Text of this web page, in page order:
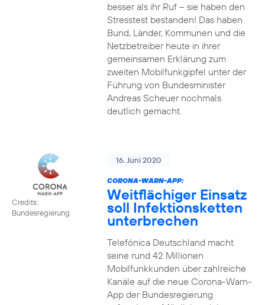
besser als ihr Ruf – sie haben den
Stresstest bestanden! Das haben
Bund, Länder, Kommunen und die
Netzbetreiber heute in ihrer
gemeinsamen Erklärung zum
zweiten Mobilfunkgipfel unter der
Führung von Bundesminister
Andreas Scheuer nochmals
deutlich gemacht.
Credits:
Bundesregierung
16. Juni 2020
CORONA-WARN-APP:
Weitflächiger Einsatz
soll Infektionsketten
unterbrechen
Telefónica Deutschland macht
seine rund 42 Millionen
Mobilfunkkunden über zahlreiche
Kanäle auf die neue Corona-Warn-
App der Bundesregierung